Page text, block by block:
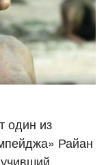
один из
Райан